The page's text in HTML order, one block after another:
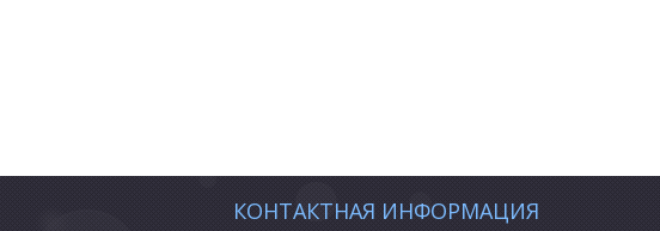
КОНТАКТНАЯ ИНФОРМАЦИЯ